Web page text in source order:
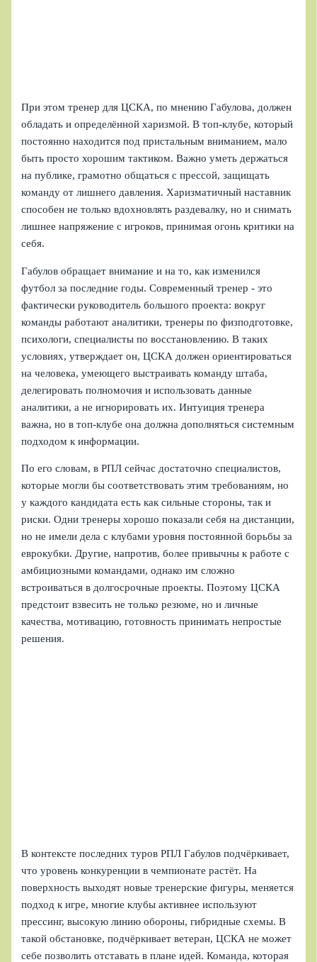
При этом тренер для ЦСКА, по мнению Габулова, должен
обладать и определённой харизмой. В топ-клубе, который
постоянно находится под пристальным вниманием, мало
быть просто хорошим тактиком. Важно уметь держаться
на публике, грамотно общаться с прессой, защищать
команду от лишнего давления. Харизматичный наставник
способен не только вдохновлять раздевалку, но и снимать
лишнее напряжение с игроков, принимая огонь критики на
себя.
Габулов обращает внимание и на то, как изменился
футбол за последние годы. Современный тренер - это
фактически руководитель большого проекта: вокруг
команды работают аналитики, тренеры по физподготовке,
психологи, специалисты по восстановлению. В таких
условиях, утверждает он, ЦСКА должен ориентироваться
на человека, умеющего выстраивать команду штаба,
делегировать полномочия и использовать данные
аналитики, а не игнорировать их. Интуиция тренера
важна, но в топ-клубе она должна дополняться системным
подходом к информации.
По его словам, в РПЛ сейчас достаточно специалистов,
которые могли бы соответствовать этим требованиям, но
у каждого кандидата есть как сильные стороны, так и
риски. Одни тренеры хорошо показали себя на дистанции,
но не имели дела с клубами уровня постоянной борьбы за
еврокубки. Другие, напротив, более привычны к работе с
амбициозными командами, однако им сложно
встроиваться в долгосрочные проекты. Поэтому ЦСКА
предстоит взвесить не только резюме, но и личные
качества, мотивацию, готовность принимать непростые
решения.
В контексте последних туров РПЛ Габулов подчёркивает,
что уровень конкуренции в чемпионате растёт. На
поверхность выходят новые тренерские фигуры, меняется
подход к игре, многие клубы активнее используют
прессинг, высокую линию обороны, гибридные схемы. В
такой обстановке, подчёркивает ветеран, ЦСКА не может
себе позволить отставать в плане идей. Команда, которая